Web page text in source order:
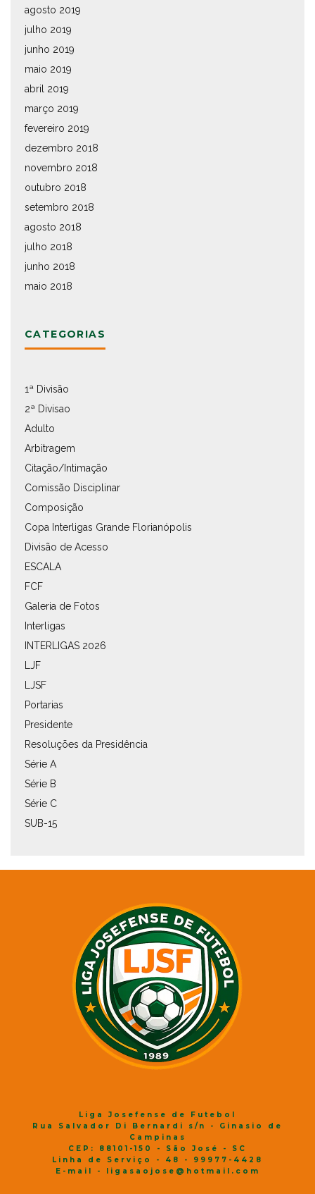
agosto 2019
julho 2019
junho 2019
maio 2019
abril 2019
março 2019
fevereiro 2019
dezembro 2018
novembro 2018
outubro 2018
setembro 2018
agosto 2018
julho 2018
junho 2018
maio 2018
CATEGORIAS
1ª Divisão
2ª Divisao
Adulto
Arbitragem
Citação/Intimação
Comissão Disciplinar
Composição
Copa Interligas Grande Florianópolis
Divisão de Acesso
ESCALA
FCF
Galeria de Fotos
Interligas
INTERLIGAS 2026
LJF
LJSF
Portarias
Presidente
Resoluções da Presidência
Série A
Série B
Série C
SUB-15
Liga Josefense de Futebol
Rua Salvador Di Bernardi s/n - Ginasio de
Campinas
CEP: 88101-150 - São José - SC
Linha de Serviço - 48 - 99977-4428
E-mail - ligasaojose@hotmail.com